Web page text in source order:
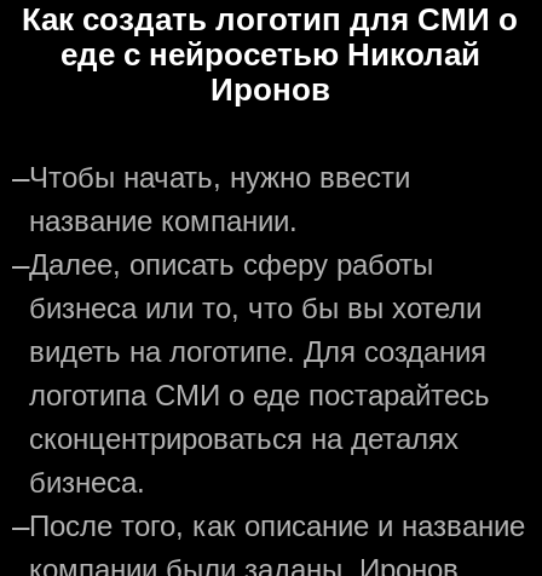
Как создать логотип для СМИ о
еде с нейросетью Николай
Иронов
—Чтобы начать, нужно ввести
название компании.
—Далее, описать сферу работы
бизнеса или то, что бы вы хотели
видеть на логотипе. Для создания
логотипа СМИ о еде постарайтесь
сконцентрироваться на деталях
бизнеса.
—После того, как описание и название